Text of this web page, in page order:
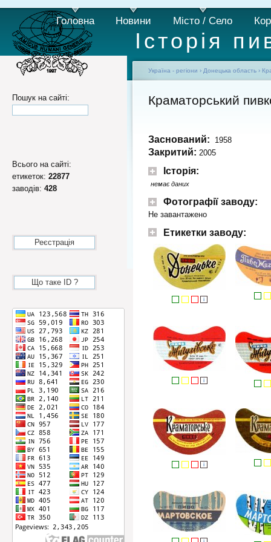
Історія
Головна Новини Місто / Село
Пошук на сайті:
Всього на сайті:
етикеток: 22877
заводів: 428
Реєстрація
Що таке ID ?
Україна - регіони › Донецька область ›
Краматорський
Заснований: 1958
Закритий: 2005
Історія:
немає даних
Фотографії заводу:
Не завантажено
Етикетки заводу:
i
i
i